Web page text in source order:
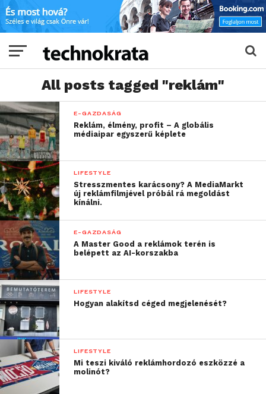
All posts tagged "reklám"
E-GAZDASÁG
Reklám, élmény, profit – A globális
médiaipar egyszerű képlete
LIFESTYLE
Stresszmentes karácsony? A MediaMarkt
új reklámfilmjével próbál rá megoldást
kínálni.
E-GAZDASÁG
A Master Good a reklámok terén is
belépett az AI-korszakba
LIFESTYLE
Hogyan alakítsd céged megjelenését?
LIFESTYLE
Mi teszi kiváló reklámhordozó eszközzé a
molinót?